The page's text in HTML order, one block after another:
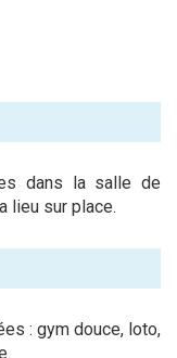
dans la salle de
lieu sur place.
: gym douce, loto,